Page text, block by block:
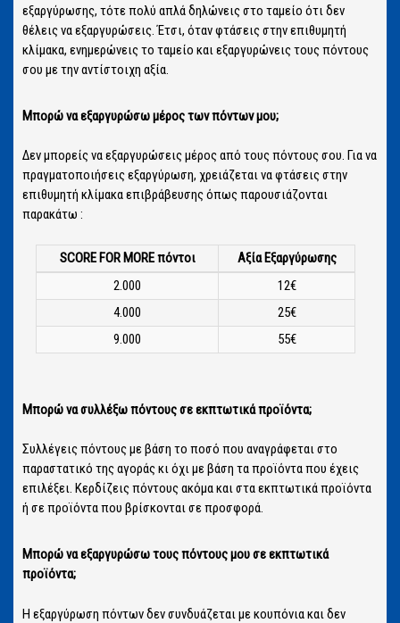
εξαργύρωσης, τότε πολύ απλά δηλώνεις στο ταμείο ότι δεν
θέλεις να εξαργυρώσεις. Έτσι, όταν φτάσεις στην επιθυμητή
κλίμακα, ενημερώνεις το ταμείο και εξαργυρώνεις τους πόντους
σου με την αντίστοιχη αξία.
Μπορώ να εξαργυρώσω μέρος των πόντων μου;
Δεν μπορείς να εξαργυρώσεις μέρος από τους πόντους σου. Για να
πραγματοποιήσεις εξαργύρωση, χρειάζεται να φτάσεις στην
επιθυμητή κλίμακα επιβράβευσης όπως παρουσιάζονται
παρακάτω :
SCOREFOR MORE πόντοι
Αξία Εξαργύρωσης
2.000
12€
4.000
25€
9.000
55€
Μπορώ να συλλέξω πόντους σε εκπτωτικά προϊόντα;
Συλλέγεις πόντους με βάση το ποσό που αναγράφεται στο
παραστατικό της αγοράς κι όχι με βάση τα προϊόντα που έχεις
επιλέξει. Κερδίζεις πόντους ακόμα και στα εκπτωτικά προϊόντα
ή σε προϊόντα που βρίσκονται σε προσφορά.
Μπορώ να εξαργυρώσω τους πόντους μου σε εκπτωτικά
προϊόντα;
Η εξαργύρωση πόντων δεν συνδυάζεται με κουπόνια και δεν